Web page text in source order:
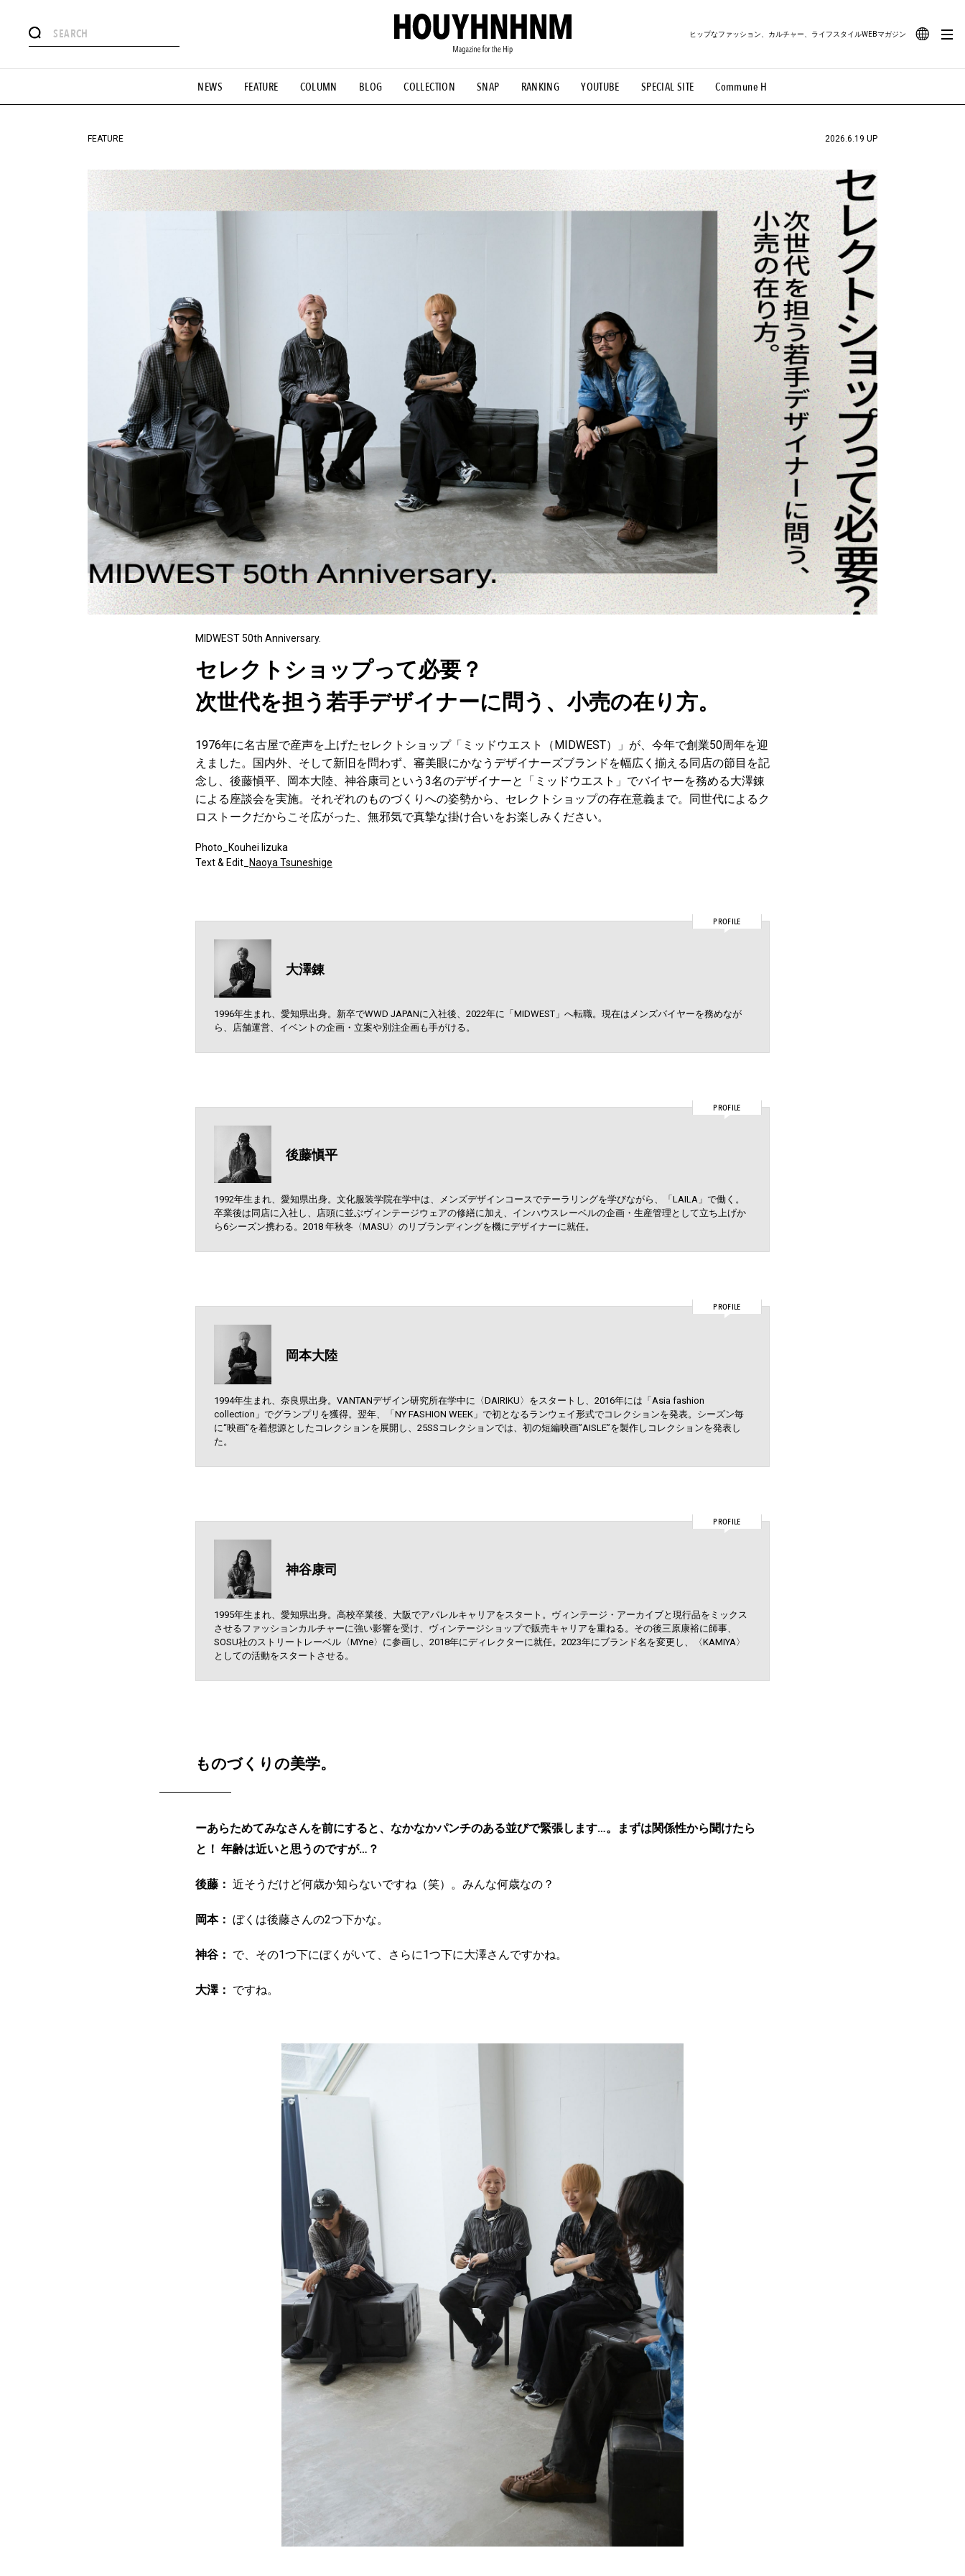
NEWS FEATURE COLUMN BLOG COLLECTION SNAP RANKING YOUTUBE SPECIAL SITE Commune H
ヒップなファッション、カルチャー、ライフスタイルWEBマガジン
#憧れの逸品 #ESSENTIAL DESIGNS #古着サミット #NEW VINTAGE #マイナーグッド図鑑 #路地裏てぃーん。 #MONTHLY JOURNAL
#GH 銘品の所以 #フイナムのYouTube #Commune H #FOCUS IT #AH.H #ととけん #FASHION #MUSIC #MOVIE #LIFESTYLE #SNEAKER #OUTDOOR
#HANDSOME HANDBOOK
FEATURE 2026.6.19 UP
MIDWEST 50th Anniversary.
セレクトショップって必要？
次世代を担う若手デザイナーに問う、小売の在り方。
1976年に名古屋で産声を上げたセレクトショップ「ミッドウエスト（MIDWEST）」が、今年で創業50周年を迎
えました。国内外、そして新旧を問わず、審美眼にかなうデザイナーズブランドを幅広く揃える同店の節目を記
念し、後藤愼平、岡本大陸、神谷康司という3名のデザイナーと「ミッドウエスト」でバイヤーを務める大澤錬
による座談会を実施。それぞれのものづくりへの姿勢から、セレクトショップの存在意義まで。同世代によるク
ロストークだからこそ広がった、無邪気で真摯な掛け合いをお楽しみください。
Photo_Kouhei Iizuka
Text & Edit_
Naoya Tsuneshige
PROFILE
大澤錬
1996年生まれ、愛知県出身。新卒でWWD JAPANに入社後、2022年に「MIDWEST」へ転職。現在はメンズバイヤーを務めなが
ら、店舗運営、イベントの企画・立案や別注企画も手がける。
PROFILE
後藤愼平
1992年生まれ、愛知県出身。文化服装学院在学中は、メンズデザインコースでテーラリングを学びながら、「LAILA」で働く。
卒業後は同店に入社し、店頭に並ぶヴィンテージウェアの修繕に加え、インハウスレーベルの企画・生産管理として立ち上げか
ら6シーズン携わる。2018 年秋冬〈MASU〉のリブランディングを機にデザイナーに就任。
PROFILE
岡本大陸
1994年生まれ、奈良県出身。VANTANデザイン研究所在学中に〈DAIRIKU〉をスタートし、2016年には「Asia fashion
collection」でグランプリを獲得。翌年、「NY FASHION WEEK」で初となるランウェイ形式でコレクションを発表。シーズン毎
に“映画”を着想源としたコレクションを展開し、25SSコレクションでは、初の短編映画”AISLE”を製作しコレクションを発表し
た。
PROFILE
神谷康司
1995年生まれ、愛知県出身。高校卒業後、大阪でアパレルキャリアをスタート。ヴィンテージ・アーカイブと現行品をミックス
させるファッションカルチャーに強い影響を受け、ヴィンテージショップで販売キャリアを重ねる。その後三原康裕に師事、
SOSU社のストリートレーベル〈MYne〉に参画し、2018年にディレクターに就任。2023年にブランド名を変更し、〈KAMIYA〉
としての活動をスタートさせる。
ものづくりの美学。
ーあらためてみなさんを前にすると、なかなかパンチのある並びで緊張します…。まずは関係性から聞けたら
と！ 年齢は近いと思うのですが…？
後藤： 近そうだけど何歳か知らないですね（笑）。みんな何歳なの？
岡本： ぼくは後藤さんの2つ下かな。
神谷： で、その1つ下にぼくがいて、さらに1つ下に大澤さんですかね。
大澤： ですね。